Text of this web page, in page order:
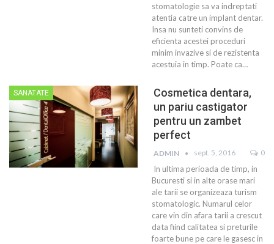
stomatologie sa va indreptati
atentia catre un implant dentar.
Insa nu sunteti convins de
eficienta acestei proceduri
minim invazive si de rezistenta
acestuia in timp. Poate ca…
SANATATE
Cosmetica dentara,
un pariu castigator
pentru un zambet
perfect
ADMIN sept. 5, 2016 0
In ultima perioada de timp, in
Bucuresti si in alte orase mari
ale tarii se organizeaza turism
stomatologic. Numarul celor
care vin din afara tarii a crescut
data fiind calitatea si preturile
foarte bune pe care le gasesc in